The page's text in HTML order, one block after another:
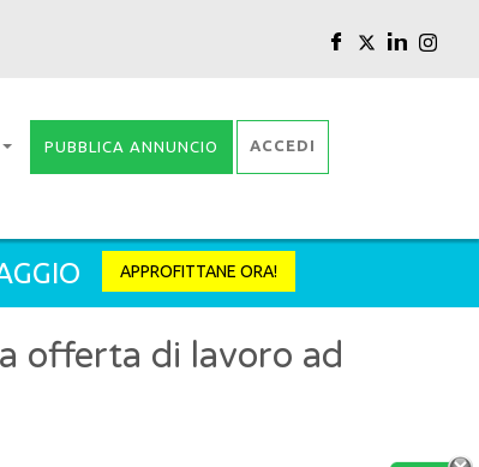
PUBBLICA ANNUNCIO ACCEDI
APPROFITTANE ORA!
offerta di lavoro ad